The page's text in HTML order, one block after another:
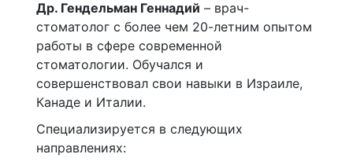
Др. Гендельман Геннадий – врач-
стоматолог с более чем 20-летним опытом
работы в сфере современной
стоматологии. Обучался и
совершенствовал свои навыки в Израиле,
Канаде и Италии.
Специализируется в следующих
направлениях: